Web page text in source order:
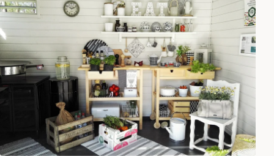
Bedrijven
Over ons
Contact opnemen